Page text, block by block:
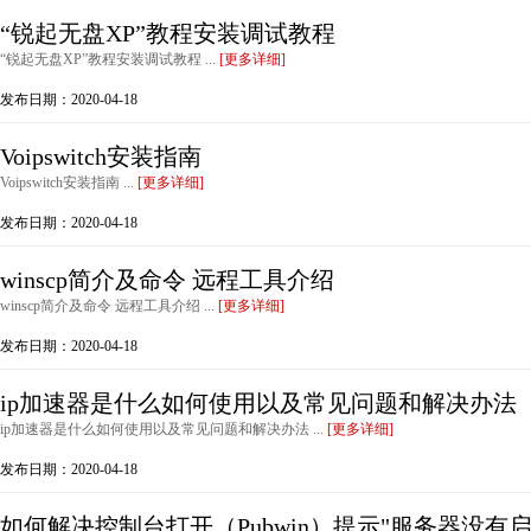
“锐起无盘XP”教程安装调试教程
“锐起无盘XP”教程安装调试教程 ... [更多详细]
发布日期：2020-04-18
Voipswitch安装指南
Voipswitch安装指南 ... [更多详细]
发布日期：2020-04-18
winscp简介及命令 远程工具介绍
winscp简介及命令 远程工具介绍 ... [更多详细]
发布日期：2020-04-18
ip加速器是什么如何使用以及常见问题和解决办法
ip加速器是什么如何使用以及常见问题和解决办法 ... [更多详细]
发布日期：2020-04-18